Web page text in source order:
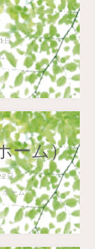
日
ーム）
日
ホーム